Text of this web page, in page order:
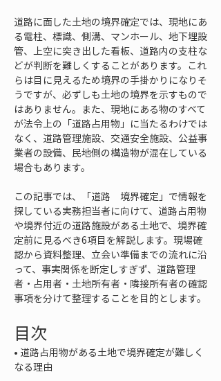
道路に面した土地の境界確定では、現地にあ
る電柱、標識、側溝、マンホール、地下埋設
管、上空に突き出した看板、道路内の支柱な
どが判断を難しくすることがあります。これ
らは目に見えるため境界の手掛かりになりそ
うですが、必ずしも土地の境界を示すもので
はありません。また、現地にある物のすべて
が法令上の「道路占用物」に当たるわけでは
なく、道路管理施設、交通安全施設、公益事
業者の設備、民地側の構造物が混在している
場合もあります。
この記事では、「道路　境界確定」で情報を
探している実務担当者に向けて、道路占用物
や境界付近の道路施設がある土地で、境界確
定前に見るべき6項目を解説します。現場確
認から資料整理、立会い準備までの流れに沿
って、事実関係を断定しすぎず、道路管理
者・占用者・土地所有者・隣接所有者の確認
事項を分けて整理することを目的とします。
目次
• 道路占用物がある土地で境界確定が難しく